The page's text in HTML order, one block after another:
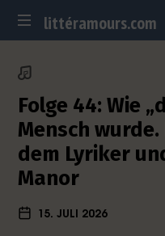
littéramours.com
t
s
h
-
r
Folge 44: Wie
Mensch
dem Lyriker
Manor
15. JULI 2026